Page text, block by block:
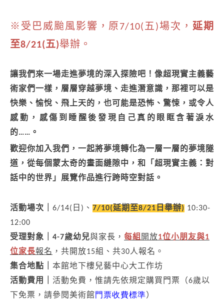
※受巴威颱風影響，原7/10(五)場次，延期
至8/21(五)舉辦。
讓我們來⼀場走進夢境的深入探險吧！像超現實主義藝
術家們一樣，層層穿越夢境、走進潛意識，那裡可以是
快樂、愉悅、⾶上天的，也可能是恐怖、驚悚，或令⼈
感動，感傷到睡醒後發現⾃⼰真的眼眶含著淚⽔
的……。
歡迎你加入我們，一起將夢境轉化為⼀層⼀層的夢境隧
道，從每個蒙太奇的畫⾯縫隙中，和「超現實主義：對
話中的世界」展覽作品進⾏跨時空對話。
活動場次｜ 6/14( 日)、 7/10(延期至8/21日舉辦) 10:30-
12:00
受理對象｜ 4-7歲幼兒與家長， 每組開放1位小朋友與1
位家長報名 ，共開放15組、共30人報名。
集合地點｜ 本館地下樓兒藝中心大工作坊
活動費用｜ 活動免費，惟請先依規定購買門票（6歲以
下免票，請參閱美術館 門票收費標準）